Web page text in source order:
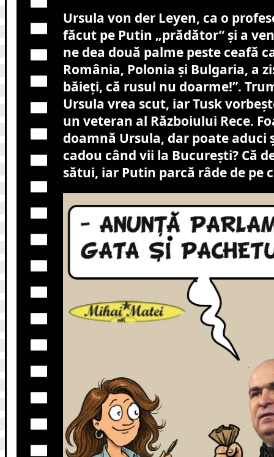
Ursula von der Leyen, ca o
făcut pe Putin „prădător” și a
ne dea două palme peste ceafă
România, Polonia și Bulgaria, a
băieți, că rusul nu doarme!”.
Ursula vrea scut, iar Tusk
un veteran al Războiului Rece.
doamnă Ursula, dar poate aduci
cadou când vii la București? Că
sătui, iar Putin parcă râde de pe